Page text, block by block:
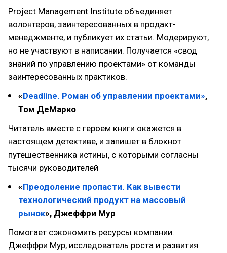
Project Management Institute объединяет
волонтеров, заинтересованных в продакт-
менеджменте, и публикует их статьи. Модерируют,
но не участвуют в написании. Получается «свод
знаний по управлению проектами» от команды
заинтересованных практиков.
«Deadline. Роман об управлении проектами»,
Том ДеМарко
Читатель вместе с героем книги окажется в
настоящем детективе, и запишет в блокнот
путешественника истины, с которыми согласны
тысячи руководителей
«Преодоление пропасти. Как вывести
технологический продукт на массовый
рынок», Джеффри Мур
Помогает сэкономить ресурсы компании.
Джеффри Мур, исследователь роста и развития